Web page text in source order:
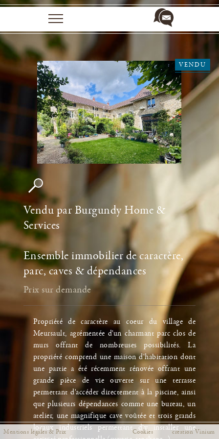
Propriétés à vendre
Rénovation
Galerie
Qui sommes-nous ?
Presse & Temoignages
Contact
Fermer
VENDU
Vendu par Burgundy Home &
Services
Ensemble immobilier de caractère,
parc, caves & dépendances
Prix sur demande
Propriété de caractère au coeur du village de
Meursault, agrémentée d'un charmant parc clos de
murs offrant de nombreuses possibilités. La
propriété comprend une maison d'habitation dont
une partie a été récemment rénovée offrant une
grande pièce de vie ouverte sur une terrasse
permettant d'accéder directement à la piscine, ainsi
que plusieurs dépendances comme une bureau, un
atelier, une magnifique cave voûtée et trois grands
locaux industriels permettant d'y installer une
Mentions légales & Prix Cookies creation Vinium